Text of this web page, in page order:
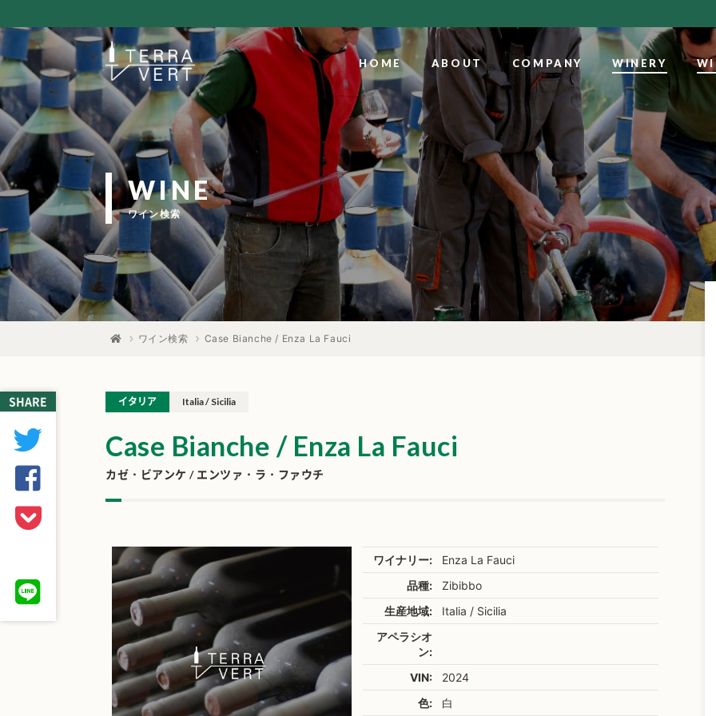
HOME ABOUT COMPANY WINERY
WINE
ワイン検索
ワイン検索 Case Bianche / Enza La Fauci
SHARE
Case Bianche / Enza La Fauci
カゼ・ビアンケ / エンツァ・ラ・ファウチ
イタリア Italia / Sicilia
ワイナリー:
Enza La Fauci
品種:
Zibibbo
生産地域:
Italia / Sicilia
アペラシオ
ン:
VIN:
2024
色:
白